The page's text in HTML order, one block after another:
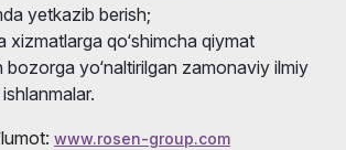
yetkazib berish;
xizmatlarga qo‘shimcha qiymat
bozorga yo‘naltirilgan zamonaviy ilmiy
www.rosen-group.com